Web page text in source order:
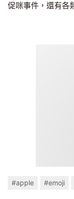
促咪事件，還有各
#apple #emoji